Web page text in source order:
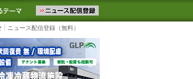
届けします。物流ニュースメール配信を登録す
りに追加 よく見るテーマ
ニュース配信登録（無料）